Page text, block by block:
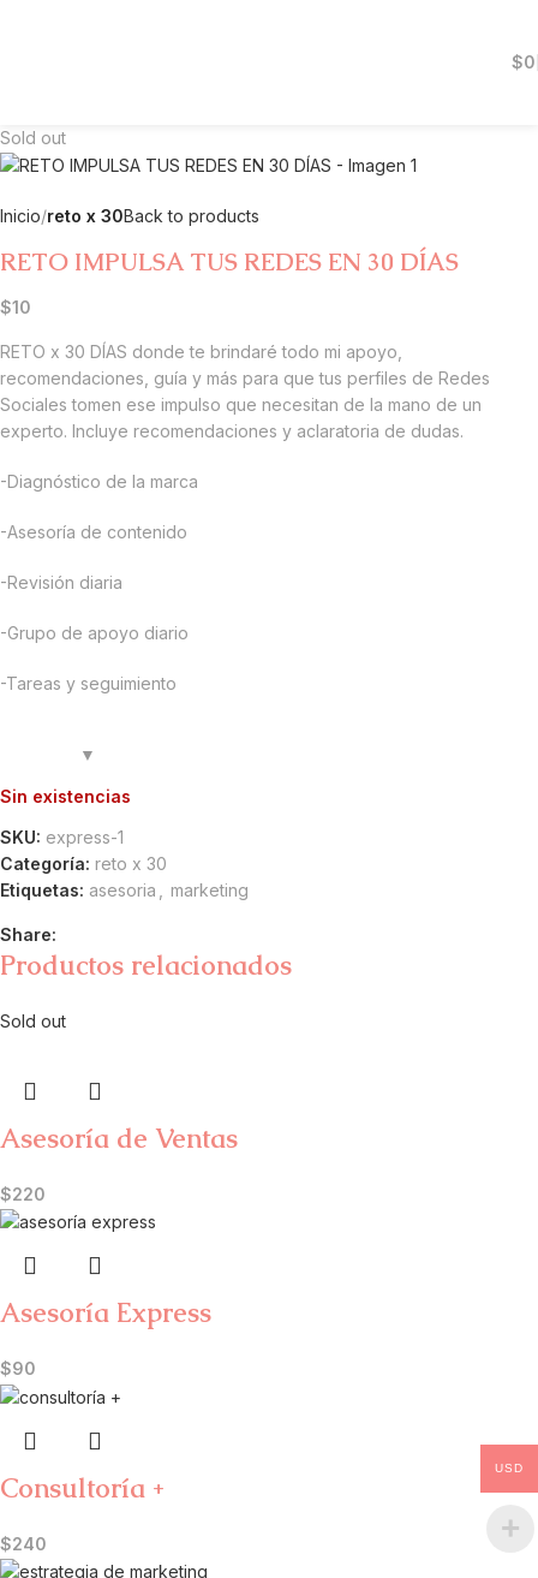
$0
Sold out
Inicio reto x 30Back to products
RETO IMPULSA TUS REDES EN 30 DÍAS
$10
RETO x 30 DÍAS donde te brindaré todo mi apoyo,
recomendaciones, guía y más para que tus perfiles de Redes
Sociales tomen ese impulso que necesitan de la mano de un
experto. Incluye recomendaciones y aclaratoria de dudas.
-Diagnóstico de la marca
-Asesoría de contenido
-Revisión diaria
-Grupo de apoyo diario
-Tareas y seguimiento
Sin existencias
SKU: express-1
Categoría: reto x 30
Etiquetas: asesoria marketing
Share:
Productos relacionados
Sold out
Asesoría de Ventas
$220
Asesoría Express
$90
Consultoría +
$240
USD